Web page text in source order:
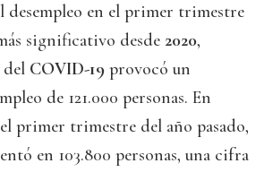
desempleo en el primer trimestre
significativo desde 2020,
del COVID-19 provocó un
de 121.000 personas. En
primer trimestre del año pasado,
en 103.800 personas, una cifra